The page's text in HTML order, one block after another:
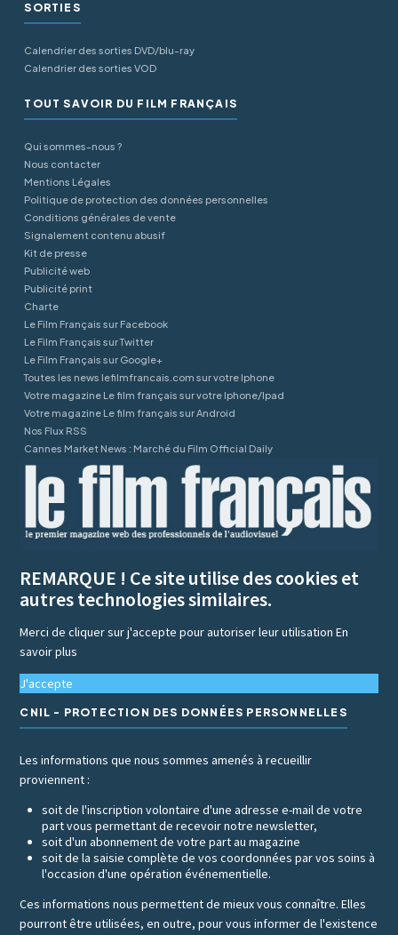
SORTIES
Calendrier des sorties DVD/blu-ray
Calendrier des sorties VOD
TOUT SAVOIR DU FILM FRANÇAIS
Qui sommes-nous ?
Nous contacter
Mentions Légales
Politique de protection des données personnelles
Conditions générales de vente
Signalement contenu abusif
Kit de presse
Publicité web
Publicité print
Charte
Le Film Français sur Facebook
Le Film Français sur Twitter
Le Film Français sur Google+
Toutes les news lefilmfrancais.com sur votre Iphone
Votre magazine Le film français sur votre Iphone/Ipad
Votre magazine Le film français sur Android
Nos Flux RSS
Cannes Market News : Marché du Film Official Daily
REMARQUE ! Ce site utilise des cookies et
autres technologies similaires.
Merci de cliquer sur j'accepte pour autoriser leur utilisationEn
savoir plus
J'accepte
CNIL - PROTECTION DES DONNÉES PERSONNELLES
Les informations que nous sommes amenés à recueillir
proviennent :
soit de l'inscription volontaire d'une adresse e-mail de votre
part vous permettant de recevoir notre newsletter,
soit d'un abonnement de votre part au magazine
soit de la saisie complète de vos coordonnées par vos soins à
l'occasion d'une opération événementielle.
Ces informations nous permettent de mieux vous connaître. Elles
pourront être utilisées, en outre, pour vous informer de l'existence